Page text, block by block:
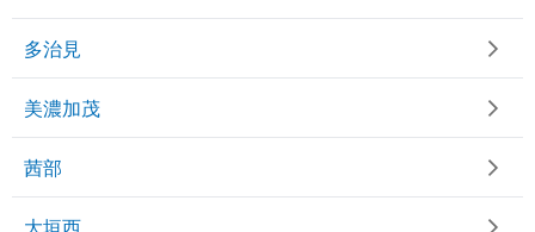
多治見
美濃加茂
茜部
大垣西